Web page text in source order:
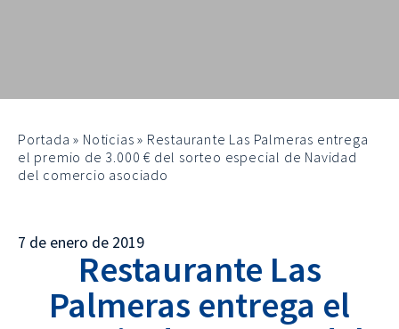
Portada » Noticias » Restaurante Las Palmeras entrega
el premio de 3.000 € del sorteo especial de Navidad
del comercio asociado
7 de enero de 2019
Restaurante Las
Palmeras entrega el